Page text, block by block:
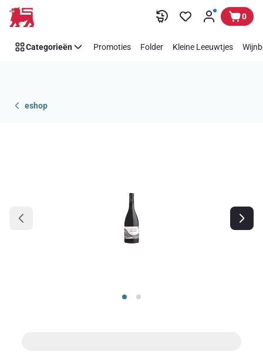
Overslaan 0
Categorieën Promoties Folder Kleine Leeuwtjes
eshop